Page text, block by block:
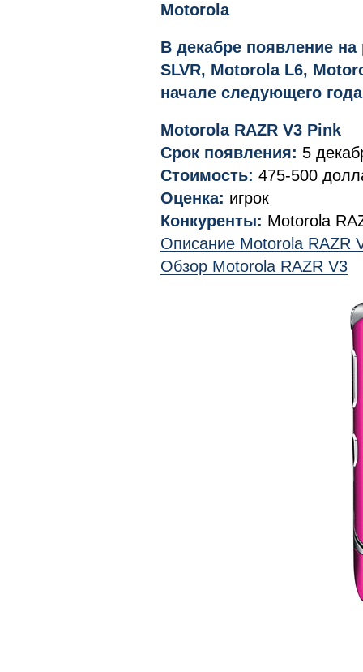
Motorola
В декабре появление
SLVR, Motorola L6,
начале следующего
Motorola RAZR V3 Pink
Срок появления: 5
Стоимость: 475-500
Оценка: игрок
Конкуренты: Motorola
Описание Motorola RAZR
Обзор Motorola RAZR V3